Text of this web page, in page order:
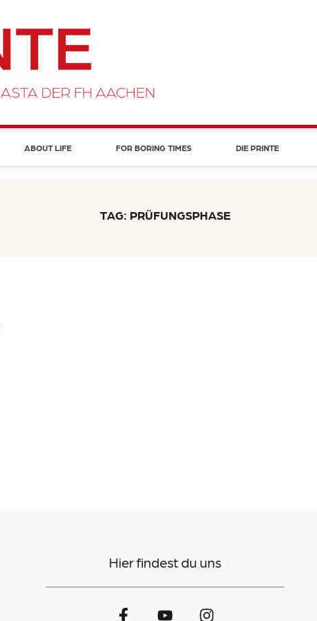
ABOUT LIFE FOR BORING TIMES DIE PRINTE
TAG: PRÜFUNGSPHASE
Hier findest du uns